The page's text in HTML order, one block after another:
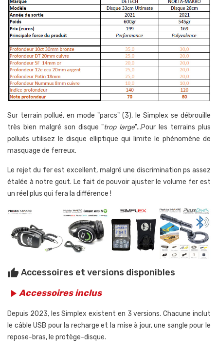
Sur terrain pollué, en mode "parcs" (3), le Simplex se débrouille
très bien malgré son disque "trop large"...Pour les terrains plus
pollués utilisez le disque elliptique qui limite le phénomène de
masquage de ferreux.
Le rejet du fer est excellent, malgré une discrimination ps assez
étalée à notre gout. Le fait de pouvoir ajuster le volume fer est
un réel plus qui fera la différence !
thumb_up Accessoires et versions disponibles
play_arrowAccessoires inclus
Depuis 2023, les Simplex existent en 3 versions. Chacune inclut
le câble USB pour la recharge et la mise à jour, une sangle pour le
repose-bras, le protège-disque.